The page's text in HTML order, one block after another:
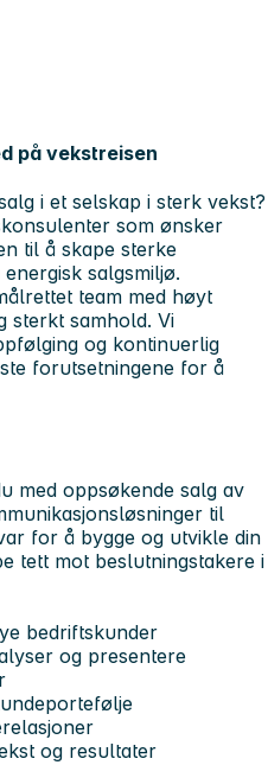
på vekstreisen
i et selskap i sterk vekst?
som ønsker
til å skape sterke
salgsmiljø.
team med høyt
sterkt samhold. Vi
og kontinuerlig
forutsetningene for å
med oppsøkende salg av
til
for å bygge og utvikle din
tett mot beslutningstakere i
bedriftskunder
og presentere
og resultater